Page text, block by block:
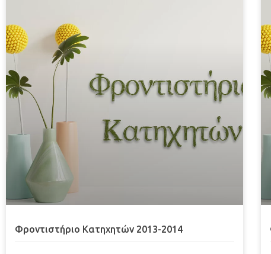
Φροντιστήριο Κατηχητών 2013-2014